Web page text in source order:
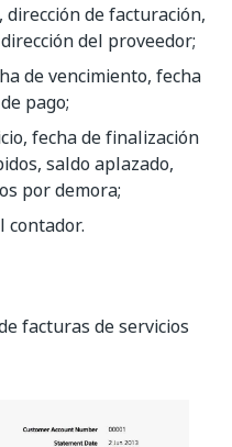
de facturación,
del proveedor;
de vencimiento, fecha
pago;
fecha de finalización
saldo aplazado,
por demora;
contador.
facturas de servicios